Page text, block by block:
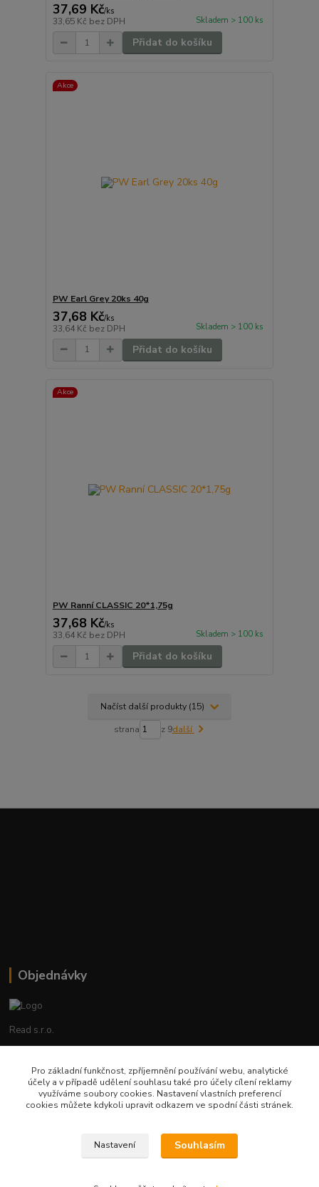
37,69 Kč/ks
33,65 Kč bez DPH Skladem > 100 ks
Přidat do košíku
Akce
PW Earl Grey 20ks 40g
37,68 Kč/ks
33,64 Kč bez DPH Skladem > 100 ks
Přidat do košíku
Akce
PW Ranní CLASSIC 20*1,75g
37,68 Kč/ks
33,64 Kč bez DPH Skladem > 100 ks
Přidat do košíku
Načíst další produkty (15)
strana z 9další
Objednávky
Read s.r.o.
+420 602 388 763
Po - Pá 8 - 14h
Pro základní funkčnost, zpříjemnění používání webu, analytické
účely a v případě udělení souhlasu také pro účely cílení reklamy
využíváme soubory cookies. Nastavení vlastních preferencí
cookies můžete kdykoli upravit odkazem ve spodní části stránek.
Nastavení Souhlasím